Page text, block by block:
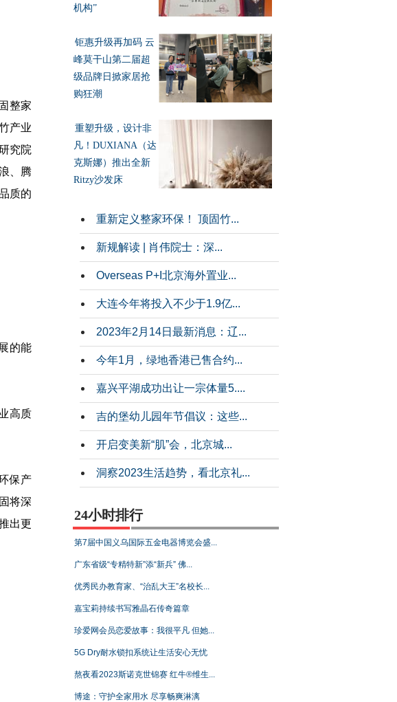
整家
产业
究院
、腾
质的
的能
高质
保产
将深
出更
机构”
钜惠升级再加码 云
峰莫干山第二届超
级品牌日掀家居抢
购狂潮
重塑升级，设计非
凡！DUXIANA（达
克斯娜）推出全新
Ritzy沙发床
重新定义整家环保！ 顶固竹...
新规解读 | 肖伟院士：深...
Overseas P+I北京海外置业...
大连今年将投入不少于1.9亿...
2023年2月14日最新消息：辽...
今年1月，绿地香港已售合约...
嘉兴平湖成功出让一宗体量5....
吉的堡幼儿园年节倡议：这些...
开启变美新“肌”会，北京城...
洞察2023生活趋势，看北京礼...
24小时排行
第7届中国义乌国际五金电器博览会盛...
广东省级“专精特新”添“新兵” 佛...
优秀民办教育家、“治乱大王”名校长...
嘉宝莉持续书写雅晶石传奇篇章
珍爱网会员恋爱故事：我很平凡 但她...
5G Dry耐水锁扣系统让生活安心无忧
熬夜看2023斯诺克世锦赛 红牛®维生...
博途：守护全家用水 尽享畅爽淋漓